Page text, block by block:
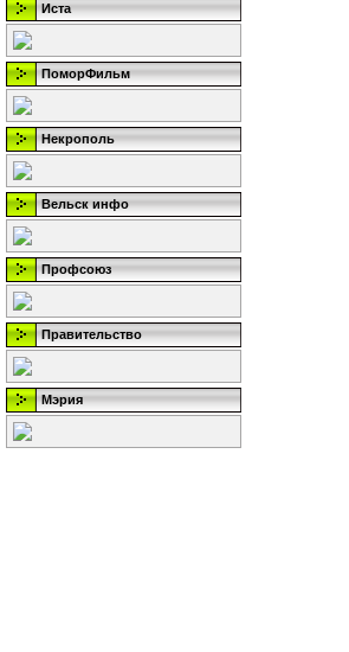
Иста
ПоморФильм
Некрополь
Вельск инфо
Профсоюз
Правительство
Мэрия